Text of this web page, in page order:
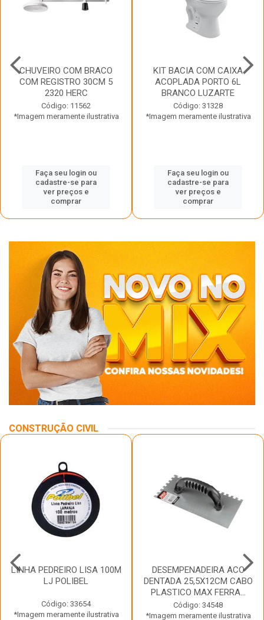
CHUVEIRO COM BRACO
COM REGISTRO 30CM 5
2320 HERC
Código: 11562
*Imagem meramente ilustrativa
Faça seu login ou
cadastre-se para
ver preços e
comprar
KIT BACIA COM CAIXA
ACOPLADA PORTO 6L
BRANCO LUZARTE
Código: 31328
*Imagem meramente ilustrativa
Faça seu login ou
cadastre-se para
ver preços e
comprar
CONSTRUÇÃO CIVIL
LINHA PEDREIRO LISA 100M
LJ POLIBEL
Código: 33654
*Imagem meramente ilustrativa
DESEMPENADEIRA ACO
DENTADA 25,5X12CM CABO
PLASTICO MAX FERRA...
Código: 34548
*Imagem meramente ilustrativa